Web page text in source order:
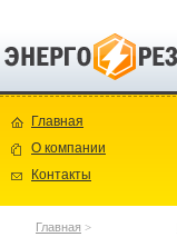
Главная
О компании
Контакты
Главная >